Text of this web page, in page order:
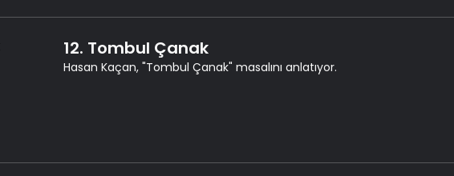
12. Tombul Çanak
Hasan Kaçan, "Tombul Çanak" masalını anlatıyor.